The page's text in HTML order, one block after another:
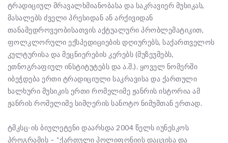
ტრადიციულ მრავალხმიანობასა და საკრავიერ მუსიკას,
მასალებს ძველი პრესიდან ან არქივიდან
თანამედროვეობისათვის აქტუალური პრობლემატიკით,
ფოლკლორული ექსპედიციების დღიურებს, საქართველოს
კულტურისა და მეცნიერების კერებს (მუზეუმებს,
ეთნოგრაფიულ ინსტიტუტებს და ა.შ.). ყოველ ნომერში
იბეჭდება ერთი ტრადიციული საკრავისა და ქართული
ხალხური მუსიკის ერთი რომელიმე ჟანრის ისტორია ამ
ჟანრის რომელიმე სიმღერის სანოტო ნიმუშთან ერთად.
ტმკსც-ის ბიულეტენი დაარსდა 2004 წელს იუნესკოს
პროგრამის – “ქართული პოლიფონიის დაცვისა და